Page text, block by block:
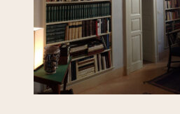
Press
G108
EN